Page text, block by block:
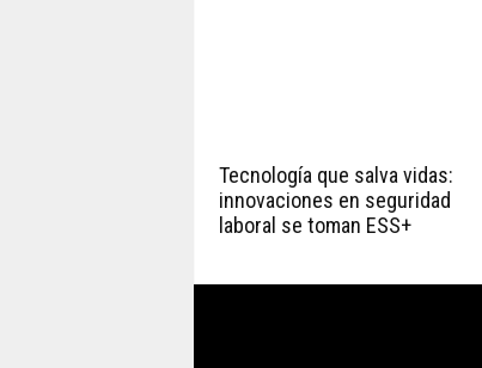
Tecnología que salva vidas:
innovaciones en seguridad
laboral se toman ESS+